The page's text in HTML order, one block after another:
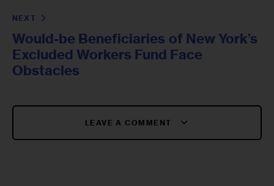
NEXT
Would-be Beneficiaries of New York’s
Excluded Workers Fund Face
Obstacles
LEAVE A COMMENT